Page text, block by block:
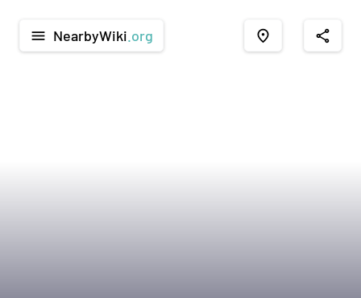
menu NearbyWiki .org place share